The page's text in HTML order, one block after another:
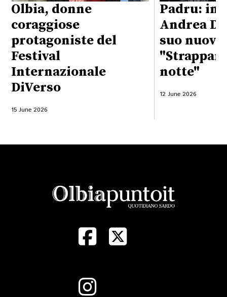
Olbia, donne
coraggiose
protagoniste del
Festival
Internazionale
DiVerso
15 June 2026
Padru:
Andrea
suo
notte"
12 June 2026